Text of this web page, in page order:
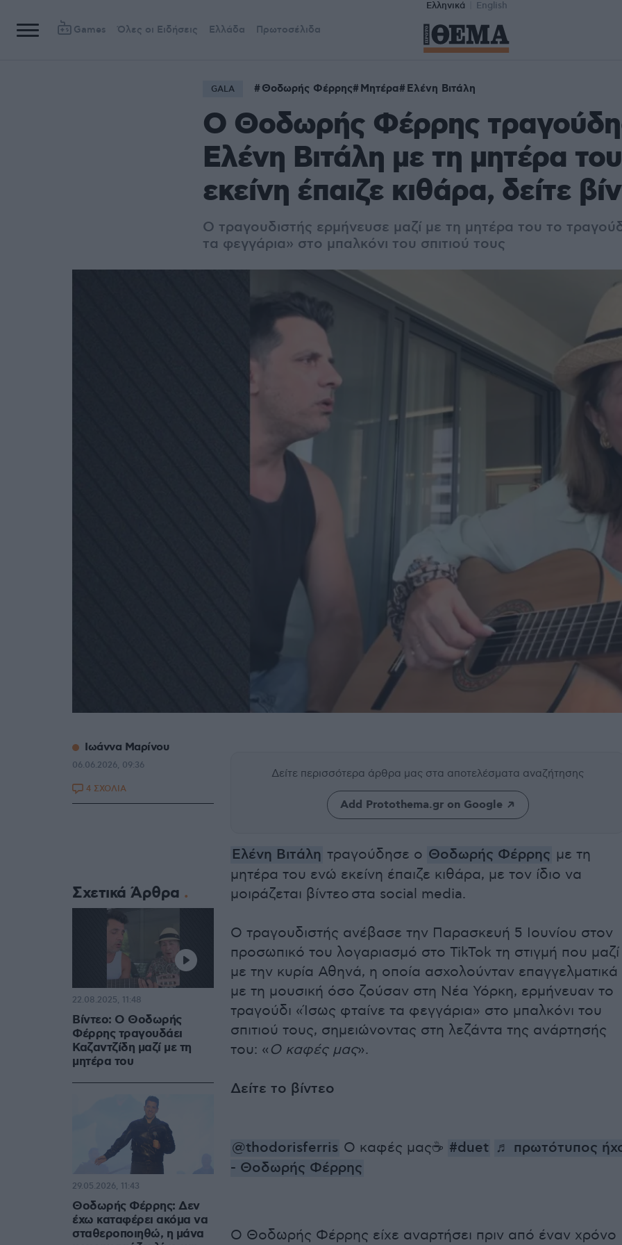
Ελληνικά English
Games Όλες οι Ειδήσεις Ελλάδα Πρωτοσέλιδα
GALA Θοδωρής Φέρρης Μητέρα Ελένη Βιτάλη
Ο Θοδωρής Φέρρης
Ελένη Βιτάλη με τη μητέρα
εκείνη έπαιζε κιθάρα, δείτε
Ο τραγουδιστής ερμήνευσε μαζί με τη μητέρα του το
τα φεγγάρια» στο μπαλκόνι του σπιτιού τους
Δείτε περισσότερα άρθρα μας στα αποτελέσματα αναζήτησης
Add Protothema.gr on Google
Ελένη Βιτάλη τραγούδησε ο Θοδωρής Φέρρης με τη
μητέρα του ενώ εκείνη έπαιζε κιθάρα, με τον ίδιο να
μοιράζεται βίντεο στα social media.
Ο τραγουδιστής ανέβασε την Παρασκευή 5 Ιουνίου στον
προσωπικό του λογαριασμό στο TikTok τη στιγμή που μαζί
με την κυρία Αθηνά, η οποία ασχολούνταν επαγγελματικά
με τη μουσική όσο ζούσαν στη Νέα Υόρκη, ερμήνευαν το
τραγούδι «Ίσως φταίνε τα φεγγάρια» στο μπαλκόνι του
σπιτιού τους, σημειώνοντας στη λεζάντα της ανάρτησής
του: « Ο καφές μας».
Δείτε το βίντεο
@thodorisferris Ο καφές μας☕️ #duet ♬ πρωτότυπος
- Θοδωρής Φέρρης
Ο Θοδωρής Φέρρης είχε αναρτήσει πριν από έναν χρόνο
Ιωάννα Μαρίνου
06.06.2026, 09:36
4 ΣΧΟΛΙΑ
Σχετικά Άρθρα
Βίντεο: Ο Θοδωρής
Φέρρης τραγουδάει
Καζαντζίδη μαζί με τη
μητέρα του
22.08.2025, 11:48
Θοδωρής Φέρρης: Δεν
έχω καταφέρει ακόμα να
σταθεροποιηθώ, η μάνα
29.05.2026, 11:43